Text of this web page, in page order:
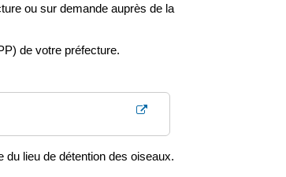
ou sur demande auprès de la
de votre préfecture.
lieu de détention des oiseaux.